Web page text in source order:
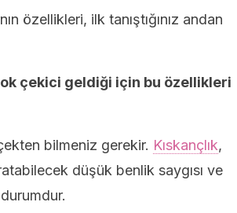
özellikleri, ilk tanıştığınız andan
çekici geldiği için bu özellikleri
bilmeniz gerekir. Kıskançlık,
düşük benlik saygısı ve